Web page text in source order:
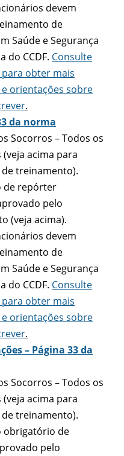
devem
de
Saúde e Segurança
do CCDF. Consulte
obter mais
orientações sobre
.
da norma
Socorros – Todos os
acima para
treinamento).
de repórter
pelo
(veja acima).
devem
de
Saúde e Segurança
do CCDF. Consulte
obter mais
orientações sobre
.
– Página 33 da
Socorros – Todos os
acima para
treinamento).
obrigatório de
pelo